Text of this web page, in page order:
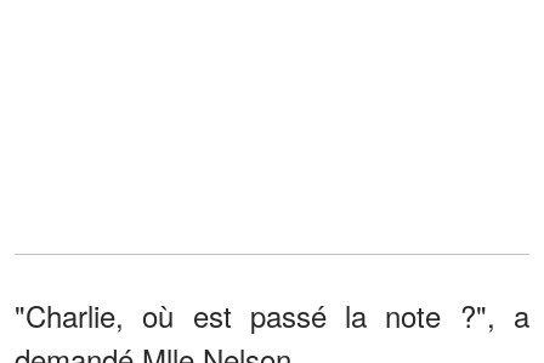
"Charlie, où est passé la note ?", a